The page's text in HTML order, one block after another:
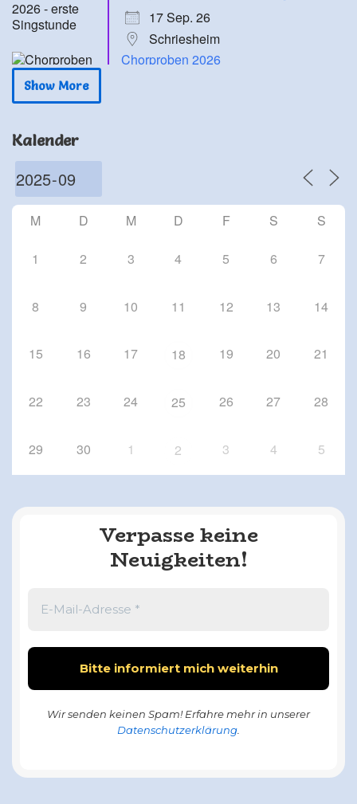
17 Sep. 26
Schriesheim
Chorproben 2026
8 Okt. 26
Show More
Kalender
M D M D F S S
1 2 3 4 5 6 7
8 9 10 11 12 13 14
15 16 17 18 19 20 21
22 23 24 25 26 27 28
29 30 1 2 3 4 5
Verpasse keine
Neuigkeiten!
Wir senden keinen Spam! Erfahre mehr in unserer
Datenschutzerklärung